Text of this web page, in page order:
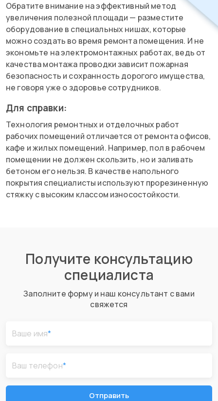
Обратите внимание на эффективный метод
увеличения полезной площади — разместите
оборудование в специальных нишах, которые
можно создать во время ремонта помещения. И не
экономьте на электромонтажных работах, ведь от
качества монтажа проводки зависит пожарная
безопасность и сохранность дорогого имущества,
не говоря уже о здоровье сотрудников.
Для справки:
Технология ремонтных и отделочных работ
рабочих помещений отличается от ремонта офисов,
кафе и жилых помещений. Например, пол в рабочем
помещении не должен скользить, но и заливать
бетоном его нельзя. В качестве напольного
покрытия специалисты используют прорезиненную
стяжку с высоким классом износостойкости.
Получите консультацию
специалиста
Заполните форму и наш консультант с вами
свяжется
Ваше имя*
Ваш телефон*
Отправить